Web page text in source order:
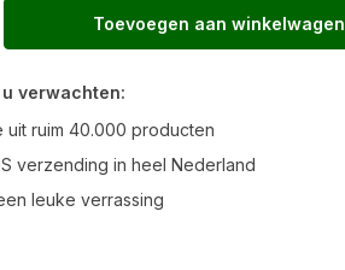
Toevoegen aan winkelwagen
verwachten:
uit ruim 40.000 producten
verzending in heel Nederland
leuke verrassing